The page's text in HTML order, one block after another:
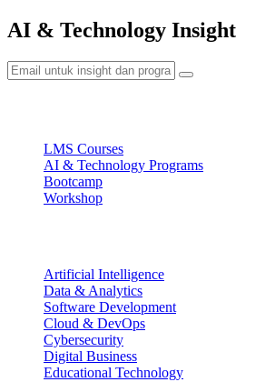
AI & Technology Insight
LMS Courses
AI & Technology Programs
Bootcamp
Workshop
Artificial Intelligence
Data & Analytics
Software Development
Cloud & DevOps
Cybersecurity
Digital Business
Educational Technology